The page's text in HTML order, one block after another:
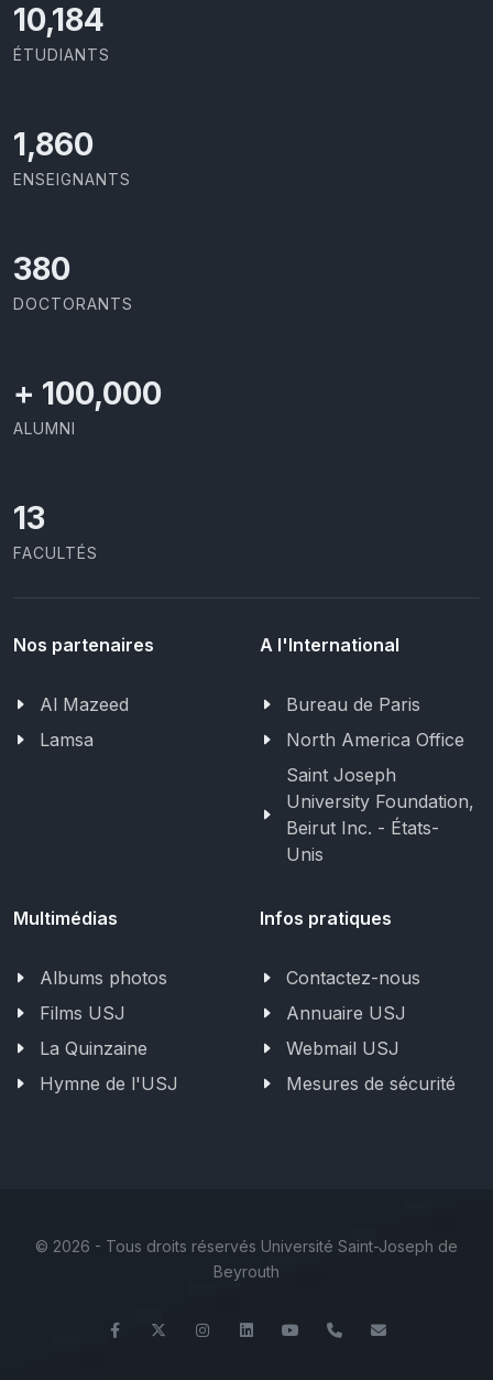
11,727
ÉTUDIANTS
2,142
ENSEIGNANTS
437
DOCTORANTS
+ 100,000
ALUMNI
13
FACULTÉS
Nos partenaires
Al Mazeed
Lamsa
A l'International
Bureau de Paris
North America Office
Saint Joseph
University Foundation,
Beirut Inc. - États-
Unis
Multimédias
Albums photos
Films USJ
La Quinzaine
Hymne de l'USJ
Infos pratiques
Contactez-nous
Annuaire USJ
Webmail USJ
Mesures de sécurité
© 2026 - Tous droits réservés Université Saint-Joseph de
Beyrouth
FacebookTwitter InstagramLinkedInYouTube+961 (1) 421 000